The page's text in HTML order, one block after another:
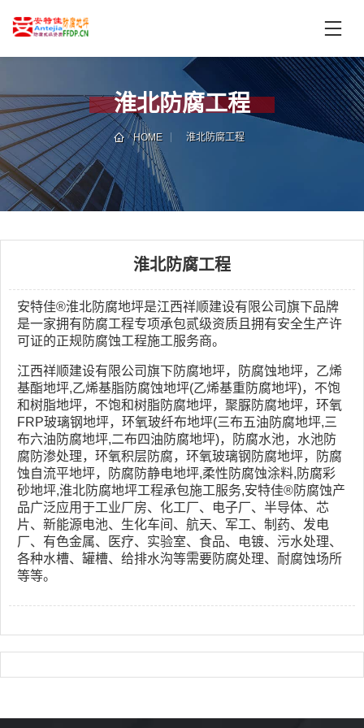
页
中
心
技
术
支
持
服
务
案
闻
务
联
我
们
电
咨
询
淮北防腐工程
HOME 淮北防腐工程
淮北防腐工程
安特佳®淮北防腐地坪是江西祥顺建设有限公司旗下品牌
是一家拥有防腐工程专项承包贰级资质且拥有安全生产许
可证的正规防腐蚀工程施工服务商。
江西祥顺建设有限公司旗下防腐地坪，防腐蚀地坪，乙烯
基酯地坪,乙烯基脂防腐蚀地坪(乙烯基重防腐地坪)，不饱
和树脂地坪，不饱和树脂防腐地坪，聚脲防腐地坪，环氧
FRP玻璃钢地坪，环氧玻纤布地坪(三布五油防腐地坪,三
布六油防腐地坪,二布四油防腐地坪)，
防腐水池，水池防
腐防渗处理，环氧积层防腐， 环氧玻璃钢防腐地坪，防腐
蚀自流平地坪，防腐防静电地坪,柔性防腐蚀涂料,防腐彩
砂地坪,淮北防腐地坪工程承包施工服务,安特佳®防腐蚀产
品广泛应用于工业厂房、 化工厂、 电子厂、半导体、芯
片、新能源电池、 生化车间 、 航天、军工、制药、发电
厂、有色金属、医疗、实验室、食品、电镀、污水处理、
各种水槽、罐槽、给排水沟等需要防腐处理、耐腐蚀场所
等等。